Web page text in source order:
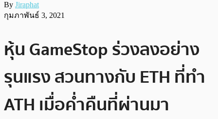
By Jiraphat
กุมภาพันธ์ 3, 2021
หุ้น GameStop ร่วงลงอย่าง
รุนแรง สวนทางกับ ETH ที่ทำ
ATH เมื่อค่ำคืนที่ผ่านมา